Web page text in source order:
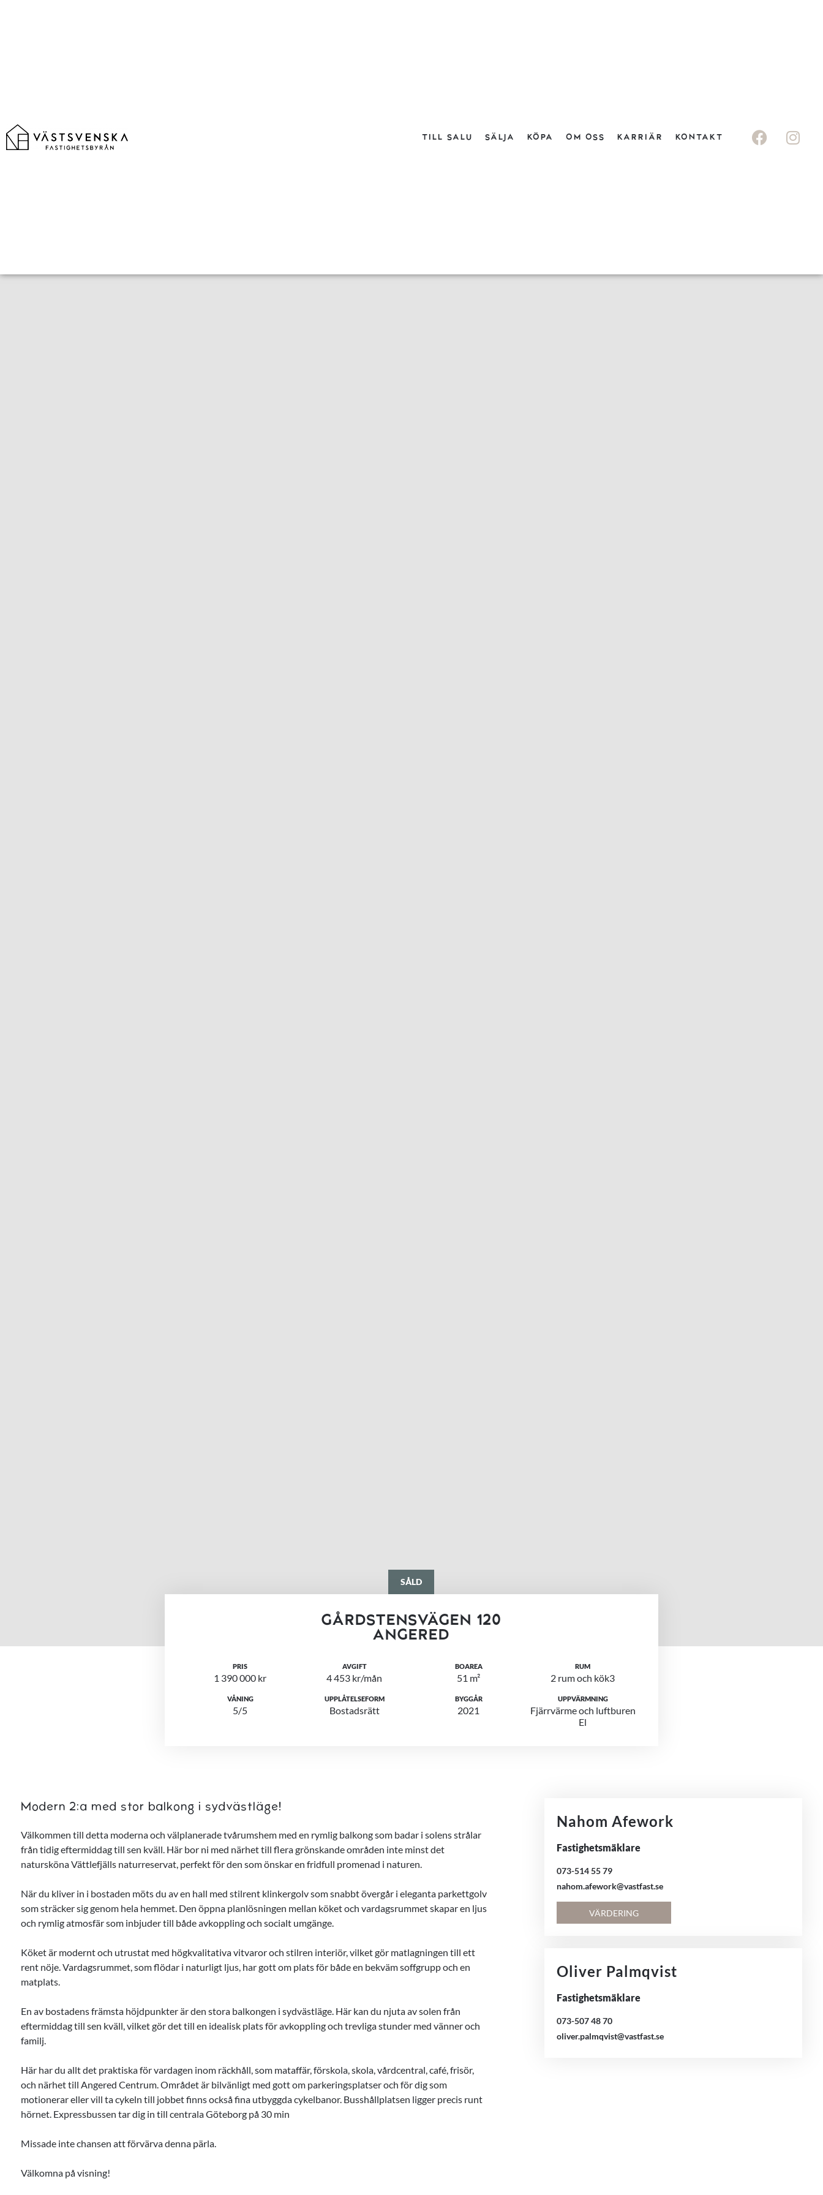
TILL SALU SÄLJA KÖPA OM OSS KARRIÄR KONTAKT
SÅLD
GÅRDSTENSVÄGEN 120
ANGERED
PRIS
1 390 000 kr
AVGIFT
4 453 kr/mån
BOAREA
51 m²
RUM
2 rum och kök3
VÅNING
5/5
UPPLÅTELSEFORM
Bostadsrätt
BYGGÅR
2021
UPPVÄRMNING
Fjärrvärme och luftburen
El
Modern 2:a med stor balkong i sydvästläge!
Välkommen till detta moderna och välplanerade tvårumshem med en rymlig balkong som badar i solens strålar
från tidig eftermiddag till sen kväll. Här bor ni med närhet till flera grönskande områden inte minst det
natursköna Vättlefjälls naturreservat, perfekt för den som önskar en fridfull promenad i naturen.
När du kliver in i bostaden möts du av en hall med stilrent klinkergolv som snabbt övergår i eleganta parkettgolv
som sträcker sig genom hela hemmet. Den öppna planlösningen mellan köket och vardagsrummet skapar en ljus
och rymlig atmosfär som inbjuder till både avkoppling och socialt umgänge.
Köket är modernt och utrustat med högkvalitativa vitvaror och stilren interiör, vilket gör matlagningen till ett
rent nöje. Vardagsrummet, som flödar i naturligt ljus, har gott om plats för både en bekväm soffgrupp och en
matplats.
En av bostadens främsta höjdpunkter är den stora balkongen i sydvästläge. Här kan du njuta av solen från
eftermiddag till sen kväll, vilket gör det till en idealisk plats för avkoppling och trevliga stunder med vänner och
familj.
Här har du allt det praktiska för vardagen inom räckhåll, som mataffär, förskola, skola, vårdcentral, café, frisör,
och närhet till Angered Centrum. Området är bilvänligt med gott om parkeringsplatser och för dig som
motionerar eller vill ta cykeln till jobbet finns också fina utbyggda cykelbanor. Busshållplatsen ligger precis runt
hörnet. Expressbussen tar dig in till centrala Göteborg på 30 min
Missade inte chansen att förvärva denna pärla.
Välkomna på visning!
Nahom Afework
Fastighetsmäklare
073-514 55 79
nahom.afework@vastfast.se
VÄRDERING
Oliver Palmqvist
Fastighetsmäklare
073-507 48 70
oliver.palmqvist@vastfast.se